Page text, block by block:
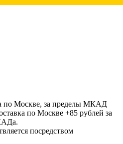
по Москве, за пределы МКАД
по Москве +85 рублей за
посредством